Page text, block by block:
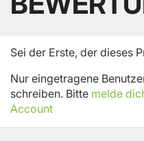
Sei der Erste, der dieses
Nur eingetragene
schreiben. Bitte melde
Account